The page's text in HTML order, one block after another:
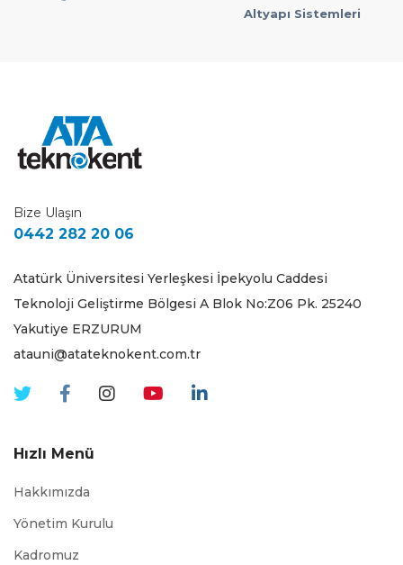
Altyapı Sistemleri
Bize Ulaşın
0442 282 20 06
Atatürk Üniversitesi Yerleşkesi İpekyolu Caddesi
Teknoloji Geliştirme Bölgesi A Blok No:Z06 Pk. 25240
Yakutiye ERZURUM
atauni@atateknokent.com.tr
Hızlı Menü
Hakkımızda
Yönetim Kurulu
Kadromuz